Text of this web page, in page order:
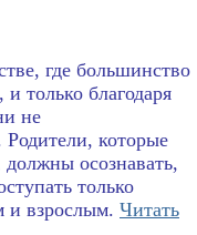
где большинство
только благодаря
не
Родители, которые
осознавать,
только
и взрослым. Читать